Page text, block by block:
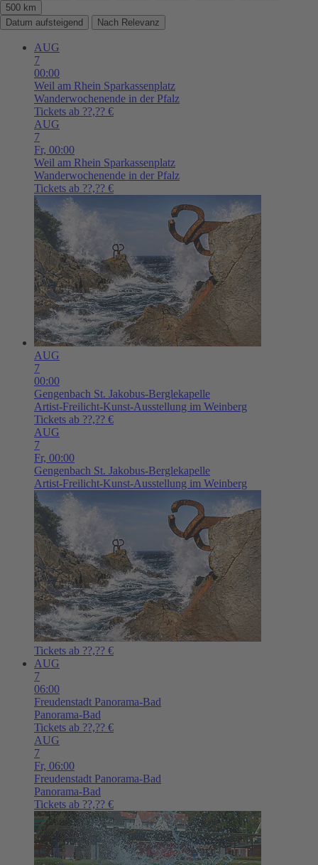
500 km
Datum aufsteigend
Nach Relevanz
AUG
7
00:00
Weil am Rhein Sparkassenplatz
Wanderwochenende in der Pfalz
Tickets ab ??,?? €
AUG
7
Fr, 00:00
Weil am Rhein Sparkassenplatz
Wanderwochenende in der Pfalz
Tickets ab ??,?? €
AUG
7
00:00
Gengenbach St. Jakobus-Berglekapelle
Artist-Freilicht-Kunst-Ausstellung im Weinberg
Tickets ab ??,?? €
AUG
7
Fr, 00:00
Gengenbach St. Jakobus-Berglekapelle
Artist-Freilicht-Kunst-Ausstellung im Weinberg
Tickets ab ??,?? €
AUG
7
06:00
Freudenstadt Panorama-Bad
Panorama-Bad
Tickets ab ??,?? €
AUG
7
Fr, 06:00
Freudenstadt Panorama-Bad
Panorama-Bad
Tickets ab ??,?? €